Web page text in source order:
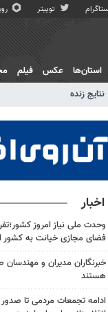
توییتر
نتایج زنده
استان‌ها عکس فیلم
وحدت ملی نیاز امروز
فضای مجازی خیانت به
خبرنگاران مدیران و مهندسان
هستند
ادامه تجمعات مردمی تا صدور